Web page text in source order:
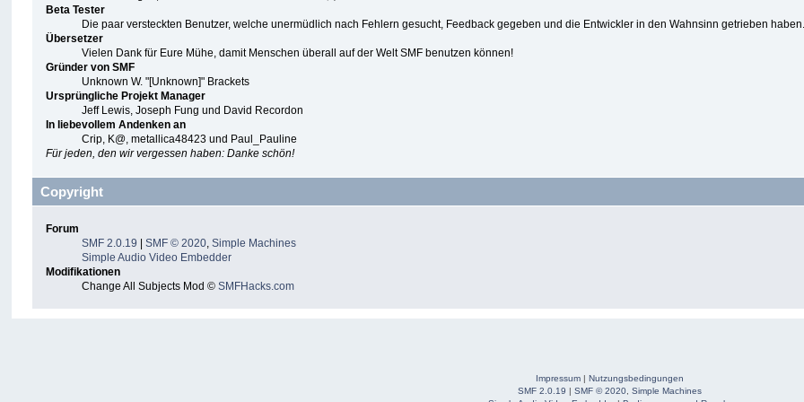
Beta Tester
Die paar versteckten Benutzer, welche unermüdlich nach Fehlern gesucht, Feedback gegeben und die Entwickler in den Wahnsinn getrieben
Übersetzer
Vielen Dank für Eure Mühe, damit Menschen überall auf der Welt SMF benutzen können!
Gründer von SMF
Unknown W. "[Unknown]" Brackets
Ursprüngliche Projekt Manager
Jeff Lewis, Joseph Fung und David Recordon
In liebevollem Andenken an
Crip, K@, metallica48423 und Paul_Pauline
Für jeden, den wir vergessen haben: Danke schön!
Copyright
Forum
SMF 2.0.19 |SMF © 2020,Simple Machines
Simple Audio Video Embedder
Modifikationen
Change All Subjects Mod ©SMFHacks.com
Impressum| Nutzungsbedingungen
SMF 2.0.19 | SMF © 2020, Simple Machines